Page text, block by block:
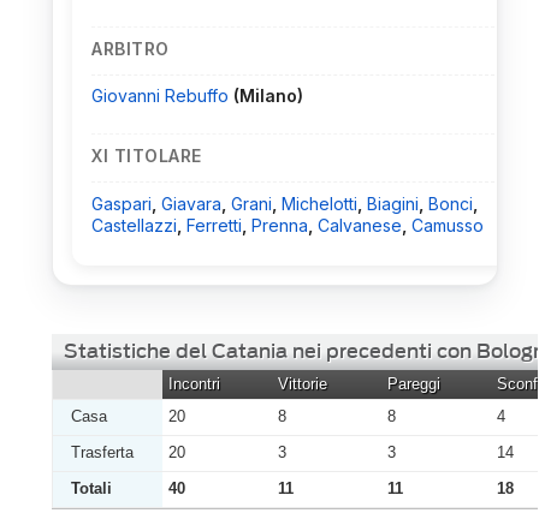
ARBITRO
Giovanni Rebuffo (Milano)
XI TITOLARE
Gaspari Giavara Grani Michelotti Biagini Bonci
Castellazzi Ferretti Prenna Calvanese Camusso
Statistiche del Catania nei precedenti con
Incontri Vittorie Pareggi
Casa
20 8 8
4
Trasferta
20 3 3
14
Totali
40 11 11 18